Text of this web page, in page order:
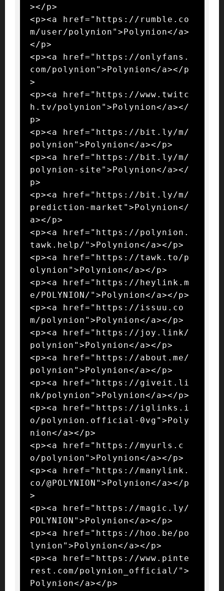
></p>
<p><a href="https://rumble.co
m/user/polynion">Polynion</a>
</p>
<p><a href="https://onlyfans.
com/polynion">Polynion</a></p
>
<p><a href="https://www.twitc
h.tv/polynion">Polynion</a></
p>
<p><a href="https://bit.ly/m/
polynion">Polynion</a></p>
<p><a href="https://bit.ly/m/
polynion-site">Polynion</a></
p>
<p><a href="https://bit.ly/m/
prediction-market">Polynion</
a></p>
<p><a href="https://polynion.
tawk.help/">Polynion</a></p>
<p><a href="https://tawk.to/p
olynion">Polynion</a></p>
<p><a href="https://heylink.m
e/POLYNION/">Polynion</a></p>
<p><a href="https://issuu.co
m/polynion">Polynion</a></p>
<p><a href="https://joy.link/
polynion">Polynion</a></p>
<p><a href="https://about.me/
polynion">Polynion</a></p>
<p><a href="https://giveit.li
nk/polynion">Polynion</a></p>
<p><a href="https://iglinks.i
o/polynion.official-0vg">Poly
nion</a></p>
<p><a href="https://myurls.c
o/polynion">Polynion</a></p>
<p><a href="https://manylink.
co/@POLYNION">Polynion</a></p
>
<p><a href="https://magic.ly/
POLYNION">Polynion</a></p>
<p><a href="https://hoo.be/po
lynion">Polynion</a></p>
<p><a href="https://www.pinte
rest.com/polynion_official/">
Polynion</a></p>